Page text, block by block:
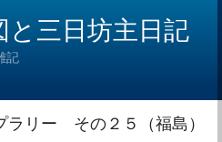
と三日坊主日記
記
ラリー その２５（福島）